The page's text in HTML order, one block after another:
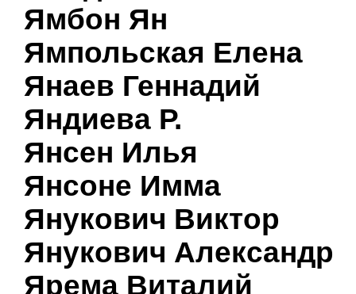
Ямбон Ян
Ямпольская Елена
Янаев Геннадий
Яндиева Р.
Янсен Илья
Янсоне Имма
Янукович Виктор
Янукович Александр
Ярема Виталий